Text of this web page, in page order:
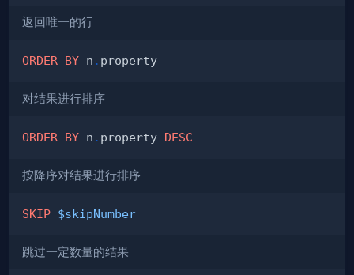
返回唯一的行
ORDER BY n .
对结果进行排序
ORDER BY n . property DESC
按降序对结果进行排序
SKIP $skipNumber
跳过一定数量的结果